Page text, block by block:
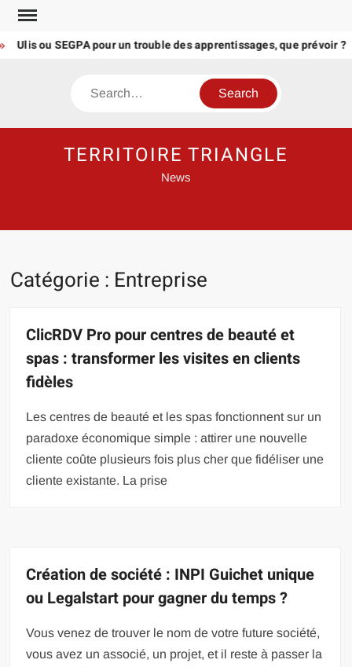
Skip
content
ou SEGPA pour un trouble des apprentissages, que prévoir ?
Search
TERRITOIRE TRIANGLE
News
Catégorie : Entreprise
ClicRDV Pro pour centres de beauté et
spas : transformer les visites en clients
fidèles
Les centres de beauté et les spas fonctionnent sur un
paradoxe économique simple : attirer une nouvelle
cliente coûte plusieurs fois plus cher que fidéliser une
cliente existante. La prise
Création de société : INPI Guichet unique
ou Legalstart pour gagner du temps ?
Vous venez de trouver le nom de votre future société,
vous avez un associé, un projet, et il reste à passer la